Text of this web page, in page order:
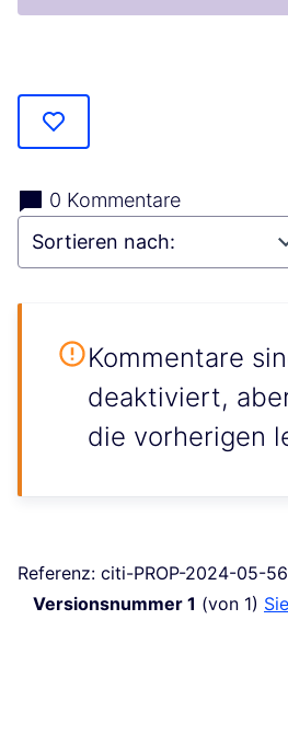
0 Kommentare
Kommentare
deaktiviert,
die vorherigen
Referenz: citi-PROP-2024-05-
Versionsnummer 1 (von 1)